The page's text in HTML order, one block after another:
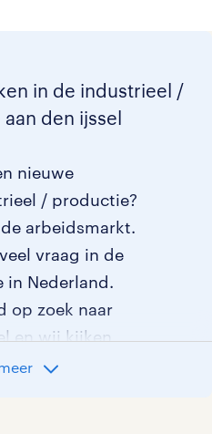
in de industrieel /
den ijssel
nieuwe
/ productie?
arbeidsmarkt.
vraag in de
Nederland.
op zoek naar
en wij kijken
de organisatie